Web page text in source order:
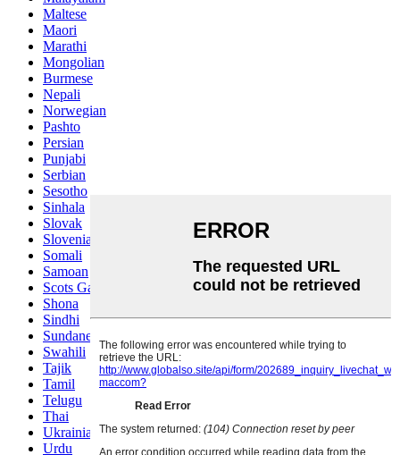
Maltese
Maori
Marathi
Mongolian
Burmese
Nepali
Norwegian
Pashto
Persian
Punjabi
Serbian
Sesotho
Sinhala
Slovak
Slovenian
Somali
Samoan
Scots Gaelic
Shona
Sindhi
Sundanese
Swahili
Tajik
Tamil
Telugu
Thai
Ukrainian
Urdu